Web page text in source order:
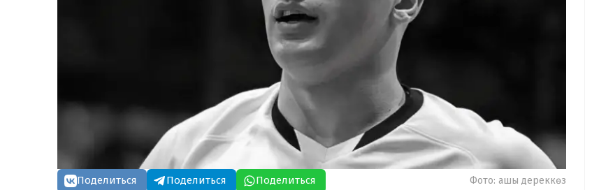
Поделиться Поделиться Поделиться Фото: ашық дереккөз